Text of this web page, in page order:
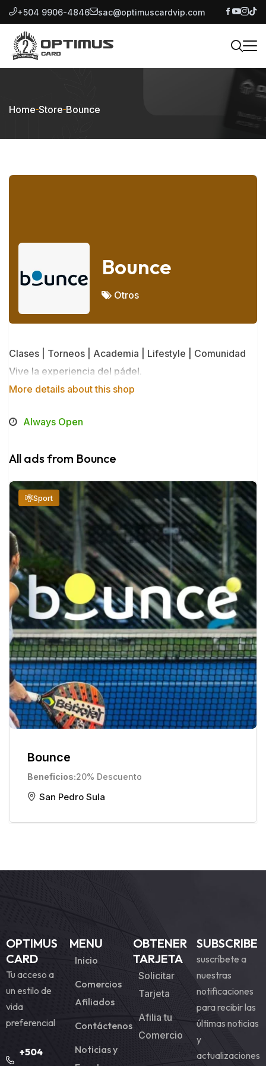
+504 9906-4846 sac@optimuscardvip.com
Home Store Bounce
Bounce
Otros
Clases | Torneos | Academia | Lifestyle | Comunidad
Vive la experiencia del pádel.
More details about this shop
Always Open
All ads from Bounce
Bounce
Beneficios 20% Descuento
Sport
San Pedro Sula
OPTIMUS
CARD
Tu acceso a
un estilo de
vida
preferencial
+504
MENU
Inicio
Comercios
Afiliados
Contáctenos
Noticias y
OBTENER
TARJETA
Solicitar
Tarjeta
Afilia tu
Comercio
SUBSCRIBE
suscríbete a
nuestras
notificaciones
para recibir las
últimas noticias
y
actualizaciones